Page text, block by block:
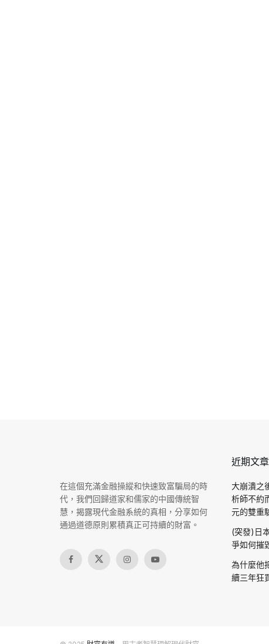
在這個充滿金融操縱和快速致富騙局的時
代，我們回歸道家和儒家的中國傳統智
慧，揭露現代金融系統的真相，分享如何
通過道德原則累積真正可持續的財富。
近期文章
大崩潰之
析師不約
元的雙重
(突發)日
爭如何摧
為什麼他
續三年狂